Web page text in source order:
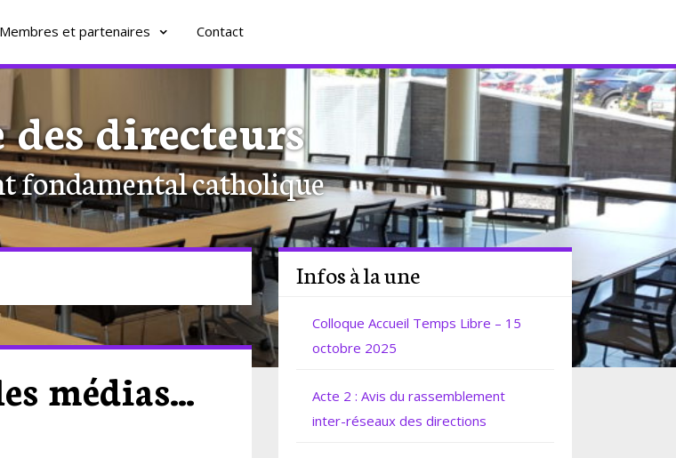
Membres et partenaires Contact
des directeurs
fondamental catholique
médias…
Infos à la une
Colloque Accueil Temps Libre – 15
octobre 2025
Acte 2 : Avis du rassemblement
inter-réseaux des directions